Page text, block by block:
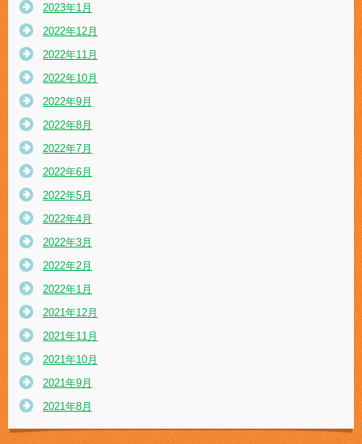
2023年1月
2022年12月
2022年11月
2022年10月
2022年9月
2022年8月
2022年7月
2022年6月
2022年5月
2022年4月
2022年3月
2022年2月
2022年1月
2021年12月
2021年11月
2021年10月
2021年9月
2021年8月